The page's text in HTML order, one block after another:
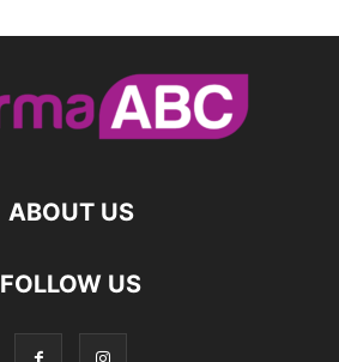
ABOUT US
FOLLOW US